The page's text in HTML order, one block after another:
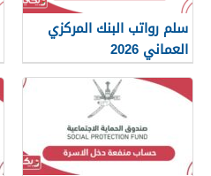
سلم رواتب البنك المركزي
العماني 2026